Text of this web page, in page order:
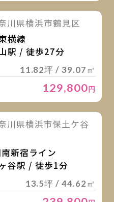
見る 詳細を見る
川県横浜市鶴見区
横線
駅 / 徒歩27分
11.82坪 / 39.07㎡
129,800円
見る 詳細を見る
川県横浜市保土ケ谷
新宿ライン
谷駅 / 徒歩1分
13.5坪 / 44.62㎡